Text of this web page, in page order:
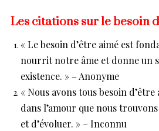
Les citations sur le besoin
« Le besoin d’être aimé est
nourrit notre âme et donne un
existence. » – Anonyme
« Nous avons tous besoin d’être
dans l’amour que nous
et d’évoluer. » – Inconnu